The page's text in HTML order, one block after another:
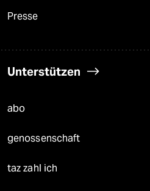
Presse
Unterstützen
abo
genossenschaft
taz zahl ich